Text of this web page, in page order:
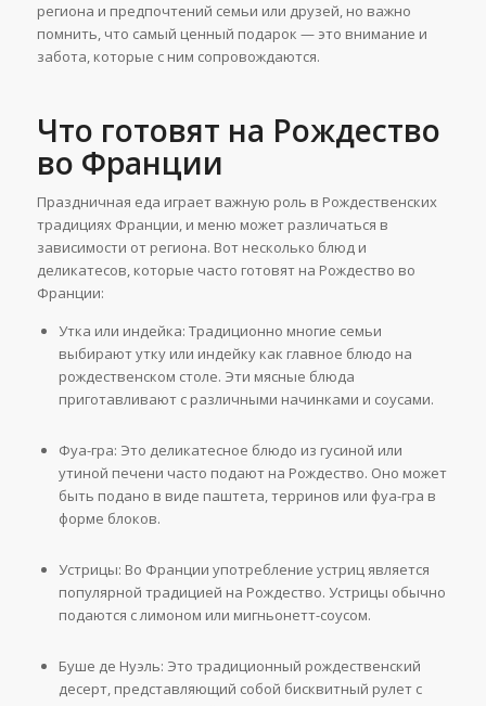
региона и предпочтений семьи или друзей, но важно
помнить, что самый ценный подарок — это внимание и
забота, которые с ним сопровождаются.
Что готовят на Рождество
во Франции
Праздничная еда играет важную роль в Рождественских
традициях Франции, и меню может различаться в
зависимости от региона. Вот несколько блюд и
деликатесов, которые часто готовят на Рождество во
Франции:
Утка или индейка: Традиционно многие семьи
выбирают утку или индейку как главное блюдо на
рождественском столе. Эти мясные блюда
приготавливают с различными начинками и соусами.
Фуа-гра: Это деликатесное блюдо из гусиной или
утиной печени часто подают на Рождество. Оно может
быть подано в виде паштета, терринов или фуа-гра в
форме блоков.
Устрицы: Во Франции употребление устриц является
популярной традицией на Рождество. Устрицы обычно
подаются с лимоном или мигньонетт-соусом.
Буше де Нуэль: Это традиционный рождественский
десерт, представляющий собой бисквитный рулет с